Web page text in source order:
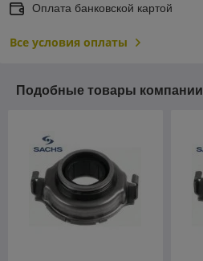
Оплата банковской картой
Все условия оплаты
Подобные товары компании